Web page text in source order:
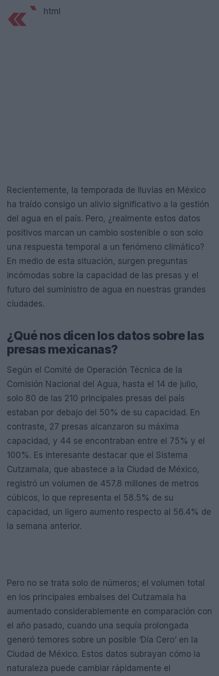
«` html
Recientemente, la temporada de lluvias en México
ha traído consigo un alivio significativo a la gestión
del agua en el país. Pero, ¿realmente estos datos
positivos marcan un cambio sostenible o son solo
una respuesta temporal a un fenómeno climático?
En medio de esta situación, surgen preguntas
incómodas sobre la capacidad de las presas y el
futuro del suministro de agua en nuestras grandes
ciudades.
¿Qué nos dicen los datos sobre las
presas mexicanas?
Según el Comité de Operación Técnica de la
Comisión Nacional del Agua, hasta el 14 de julio,
solo 80 de las 210 principales presas del país
estaban por debajo del 50% de su capacidad. En
contraste, 27 presas alcanzaron su máxima
capacidad, y 44 se encontraban entre el 75% y el
100%. Es interesante destacar que el Sistema
Cutzamala, que abastece a la Ciudad de México,
registró un volumen de 457.8 millones de metros
cúbicos, lo que representa el 58.5% de su
capacidad, un ligero aumento respecto al 56.4% de
la semana anterior.
Pero no se trata solo de números; el volumen total
en los principales embalses del Cutzamala ha
aumentado considerablemente en comparación con
el año pasado, cuando una sequía prolongada
generó temores sobre un posible ‘Día Cero’ en la
Ciudad de México. Estos datos subrayan cómo la
naturaleza puede cambiar rápidamente el